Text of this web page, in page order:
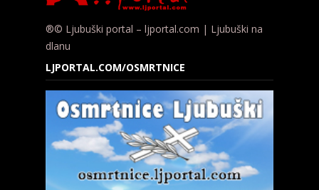
®© Ljubuški portal – ljportal.com | Ljubuški na
dlanu
LJPORTAL.COM/OSMRTNICE